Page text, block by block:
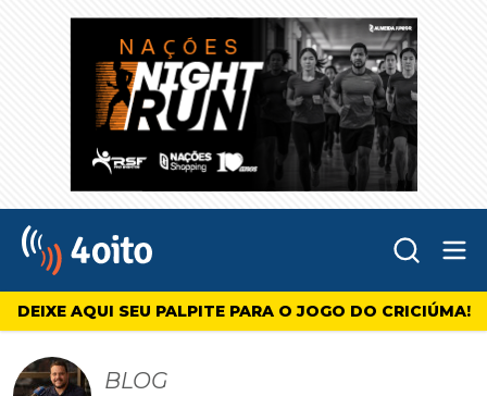
4oito
DEIXE AQUI SEU PALPITE PARA O JOGO DO CRICIÚMA!
BLOG